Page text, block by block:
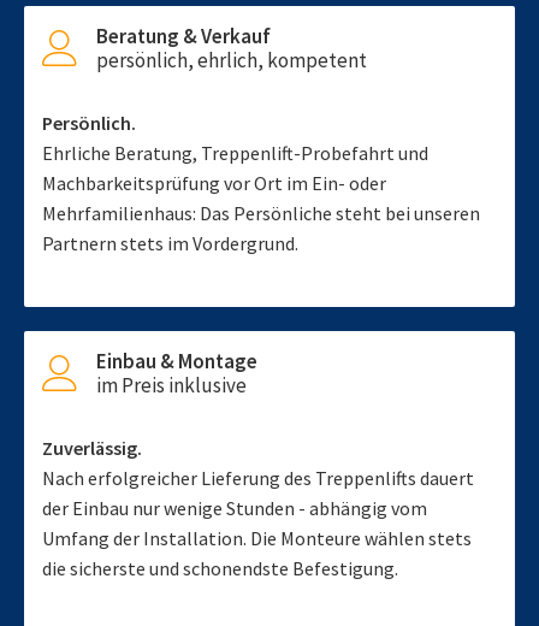
Beratung & Verkauf
persönlich, ehrlich, kompetent
Persönlich.
Ehrliche Beratung, Treppenlift-Probefahrt und
Machbarkeitsprüfung vor Ort im Ein- oder
Mehrfamilienhaus: Das Persönliche steht bei unseren
Partnern stets im Vordergrund.
Einbau & Montage
im Preis inklusive
Zuverlässig.
Nach erfolgreicher Lieferung des Treppenlifts dauert
der Einbau nur wenige Stunden - abhängig vom
Umfang der Installation. Die Monteure wählen stets
die sicherste und schonendste Befestigung.